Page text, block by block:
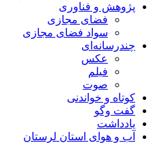
پژوهش و فناوری
فضای مجازی
سواد فضای مجازی
چندرسانه‌ای
عكس
فیلم
صوت
کوتاه و خواندنی
گفت وگو
یادداشت
آب و هوای استان لرستان